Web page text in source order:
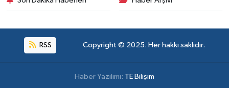
RSS Copyright © 2025. Her hakkı saklıdır.
Haber Yazılımı: TE Bilişim